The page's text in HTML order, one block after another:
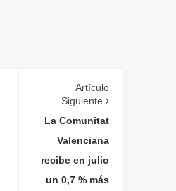
Artículo
Siguiente
La Comunitat
Valenciana
recibe en julio
un 0,7 % más